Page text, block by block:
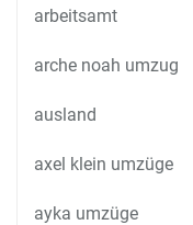
arbeitsamt
arche noah umzug
ausland
axel klein umzüge
ayka umzüge